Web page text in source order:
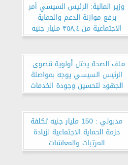
وزير المالية: الرئيس السيسي أمر
برفع موازنة الدعم والحماية
الاجتماعية من ٣٥٨,٤ مليار جنيه
إلى ٥٢٩,٧ مليار جنيه
ملف الصحة يحتل أولوية قصوى..
الرئيس السيسي يوجه بمواصلة
الجهود لتحسين وجودة الخدمات
الصحية
مدبولي : 150 مليار جنيه تكلفة
حزمة الحماية الاجتماعية لزيادة
المرتبات والمعاشات